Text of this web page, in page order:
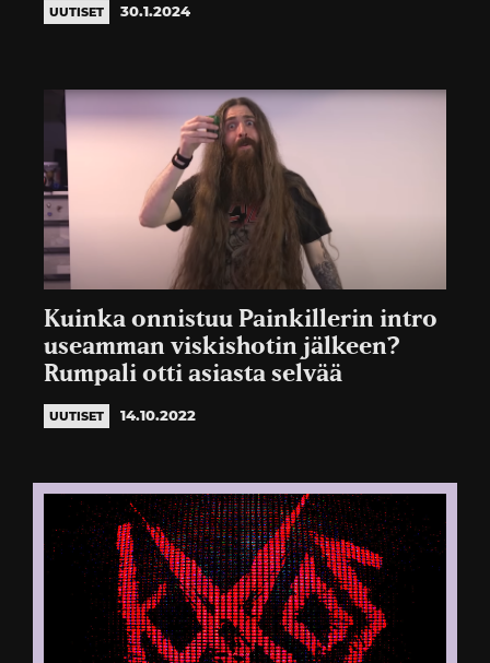
UUTISET 30.1.2024
Kuinka onnistuu Painkillerin intro
useamman viskishotin jälkeen?
Rumpali otti asiasta selvää
UUTISET 14.10.2022